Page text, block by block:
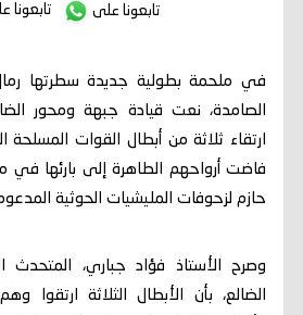
تابعونا على تابعونا
في ملحمة بطولية جديدة سطرتها
الصامدة، نعت قيادة جبهة ومحور
ارتقاء ثلاثة من أبطال القوات المسلحة
فاضت أرواحهم الطاهرة إلى بارئها في
حازم لزحوفات المليشيات الحوثية
وصرح الأستاذ فؤاد جباري،
الضالع، بأن الأبطال الثلاثة